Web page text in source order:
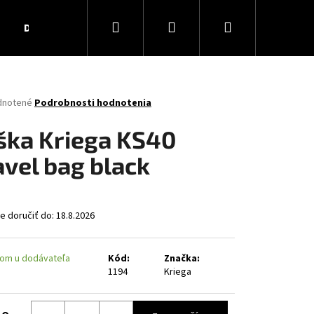
Darčekové poukážky Obchodné podmienky
Hľadať PrihlásenieNákupný
Podrobnosti hodnotenia
Kriega KS40
bag black
doručiť do: 18.8.2026
u dodávateľa
Kód:
1194
Značka:
Kriega
MATT